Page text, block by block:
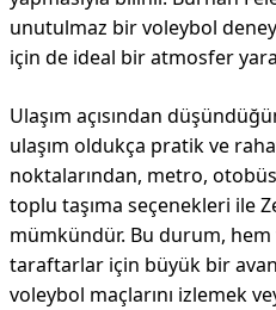
unutulmaz bir voleybol
için de ideal bir atmosfer
Ulaşım açısından
ulaşım oldukça pratik ve
noktalarından, metro,
toplu taşıma seçenekleri ile
mümkündür. Bu durum, hem
taraftarlar için büyük bir
voleybol maçlarını izlemek